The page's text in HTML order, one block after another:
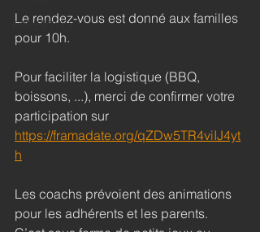
FREESTYLE
Le rendez-vous est donné aux familles
pour 10h.
Pour faciliter la logistique (BBQ,
boissons, ...), merci de confirmer votre
participation sur
https://framadate.org/qZDw5TR4viIJ4yt
h
Les coachs prévoient des animations
pour les adhérents et les parents.